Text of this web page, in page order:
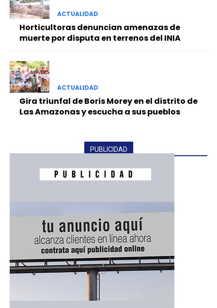
━ Planes
ACTUALIDAD
Horticultoras denuncian amenazas de
muerte por disputa en terrenos del INIA
ACTUALIDAD
Gira triunfal de Boris Morey en el distrito de
Las Amazonas y escucha a sus pueblos
PUBLICIDAD